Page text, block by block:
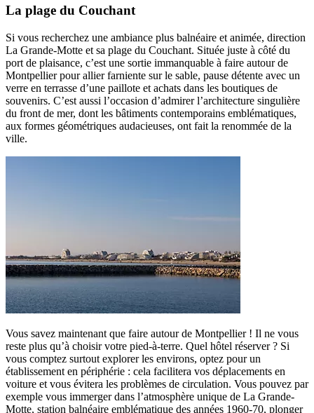
La plage du Couchant
Si vous recherchez une ambiance plus balnéaire et animée, direction
La Grande-Motte et sa plage du Couchant. Située juste à côté du
port de plaisance, c’est une sortie immanquable à faire autour de
Montpellier pour allier farniente sur le sable, pause détente avec un
verre en terrasse d’une paillote et achats dans les boutiques de
souvenirs. C’est aussi l’occasion d’admirer l’architecture singulière
du front de mer, dont les bâtiments contemporains emblématiques,
aux formes géométriques audacieuses, ont fait la renommée de la
ville.
Vous savez maintenant que faire autour de Montpellier ! Il ne vous
reste plus qu’à choisir votre pied-à-terre. Quel hôtel réserver ? Si
vous comptez surtout explorer les environs, optez pour un
établissement en périphérie : cela facilitera vos déplacements en
voiture et vous évitera les problèmes de circulation. Vous pouvez par
exemple vous immerger dans l’atmosphère unique de La Grande-
Motte, station balnéaire emblématique des années 1960-70, plonger